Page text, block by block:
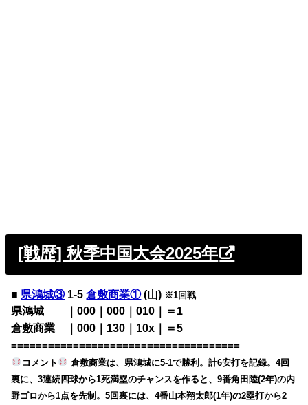
[戦歴] 秋季中国大会2025年
■ 県鴻城③1-5倉敷商業①(山) ※1回戦
県鴻城 ｜000｜000｜010｜＝1
倉敷商業 ｜000｜130｜10x｜＝5
=====================================
コメント
倉敷商業は、県鴻城に5-1で勝利。計6安打を記録。4回
裏に、3連続四球から1死満塁のチャンスを作ると、9番角田陸(2年)の内
野ゴロから1点を先制。5回裏には、4番山本翔太郎(1年)の2塁打から2